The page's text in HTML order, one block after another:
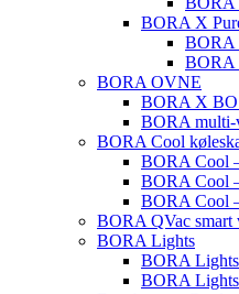
BORA X
BORA
BORA
BORA OVNE
BORA X BO
BORA multi-
BORA Cool
BORA Cool
BORA Cool
BORA Cool
BORA QVac smart
BORA Lights
BORA
BORA Lights